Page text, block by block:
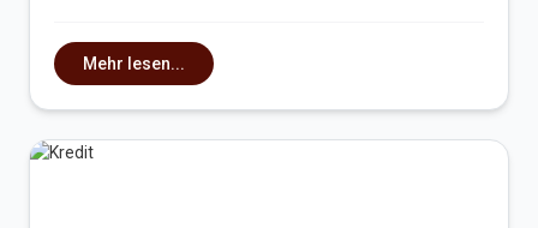
Mehr lesen...